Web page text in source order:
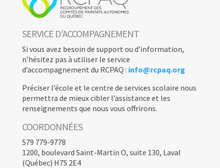
SERVICE D’ACCOMPAGNEMENT
Si vous avez besoin de support ou d’information,
n’hésitez pas à utiliser le service
d’accompagnement du RCPAQ : info@rcpaq.org
Préciser l’école et le centre de services scolaire nous
permettra de mieux cibler l’assistance et les
renseignements que nous vous offrirons.
COORDONNÉES
579 779-9778
1200, boulevard Saint-Martin O, suite 130, Laval
(Québec) H7S 2E4